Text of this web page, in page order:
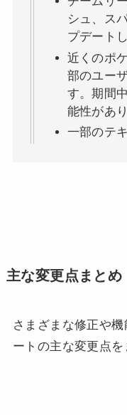
シュ、ス
プデート
近くのポ
部のユー
す。期間
能性があ
一部のテ
主な変更点まとめ
さまざまな修正や
ートの主な変更点を